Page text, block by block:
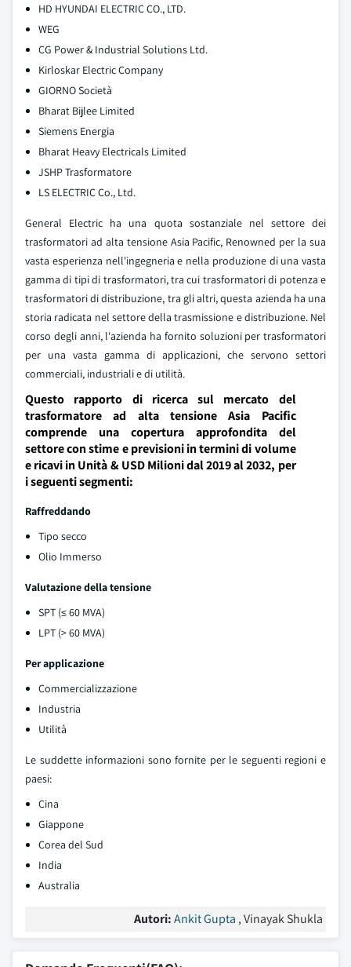
HD HYUNDAI ELECTRIC CO., LTD.
WEG
CG Power & Industrial Solutions Ltd.
Kirloskar Electric Company
GIORNO Società
Bharat Bijlee Limited
Siemens Energia
Bharat Heavy Electricals Limited
JSHP Trasformatore
LS ELECTRIC Co., Ltd.
General Electric ha una quota sostanziale nel settore dei
trasformatori ad alta tensione Asia Pacific, Renowned per la sua
vasta esperienza nell'ingegneria e nella produzione di una vasta
gamma di tipi di trasformatori, tra cui trasformatori di potenza e
trasformatori di distribuzione, tra gli altri, questa azienda ha una
storia radicata nel settore della trasmissione e distribuzione. Nel
corso degli anni, l'azienda ha fornito soluzioni per trasformatori
per una vasta gamma di applicazioni, che servono settori
commerciali, industriali e di utilità.
Questo rapporto di ricerca sul mercato del
trasformatore ad alta tensione Asia Pacific
comprende una copertura approfondita del
settore con stime e previsioni in termini di volume
e ricavi in Unità & USD Milioni dal 2019 al 2032, per
i seguenti segmenti:
Raffreddando
Tipo secco
Olio Immerso
Valutazione della tensione
SPT (≤ 60 MVA)
LPT (> 60 MVA)
Per applicazione
Commercializzazione
Industria
Utilità
Le suddette informazioni sono fornite per le seguenti regioni e
paesi:
Cina
Giappone
Corea del Sud
India
Australia
Autori:Ankit Gupta , Vinayak Shukla